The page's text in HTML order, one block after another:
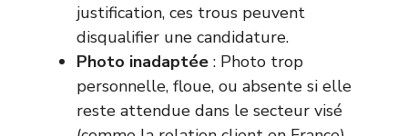
justification, ces trous peuvent
disqualifier une candidature.
Photo inadaptée : Photo trop
personnelle, floue, ou absente si elle
reste attendue dans le secteur visé